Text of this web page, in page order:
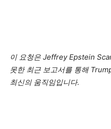
이 요청은 Jeffrey Epstein
못한 최근 보고서를 통해
최신의 움직임입니다.